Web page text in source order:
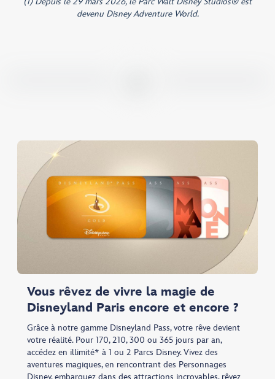
devenu Disney Adventure World.
Vous rêvez de vivre la magie de
Disneyland Paris encore et encore ?
Grâce à notre gamme Disneyland Pass, votre rêve devient
votre réalité. Pour 170, 210, 300 ou 365 jours par an,
accédez en illimité* à 1 ou 2 Parcs Disney. Vivez des
aventures magiques, en rencontrant des Personnages